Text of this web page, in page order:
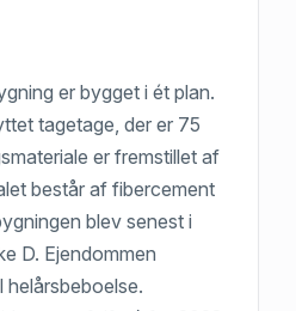
er bygget i ét plan.
tagetage, der er 75
er fremstillet af
består af fibercement
blev senest i
D. Ejendommen